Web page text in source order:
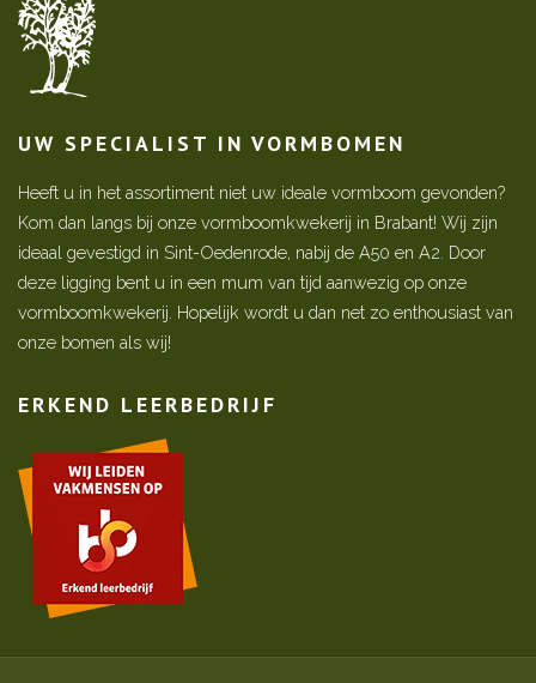
UW SPECIALIST IN VORMBOMEN
Heeft u in het assortiment niet uw ideale vormboom gevonden?
Kom dan langs bij onze vormboomkwekerij in Brabant! Wij zijn
ideaal gevestigd in Sint-Oedenrode, nabij de A50 en A2. Door
deze ligging bent u in een mum van tijd aanwezig op onze
vormboomkwekerij. Hopelijk wordt u dan net zo enthousiast van
onze bomen als wij!
ERKEND LEERBEDRIJF